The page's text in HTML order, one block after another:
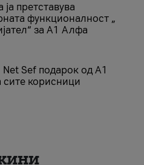
претставува
функционалност „
за А1 Алфа
Sеf подарок од А1
сите корисници